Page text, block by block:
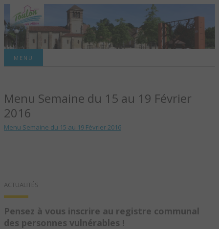
TOULON-SUR-
ALLIER – SITE
OFFICIEL DE LA
MENU
Menu Semaine du 15 au 19 Février
2016
Menu Semaine du 15 au 19 Février 2016
ACTUALITÉS
Pensez à vous inscrire au registre communal
des personnes vulnérables !